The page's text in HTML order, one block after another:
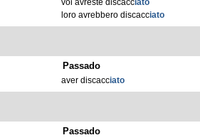
voi avreste discacciato
loro avrebbero discacciato
Passado
aver discacciato
Passado